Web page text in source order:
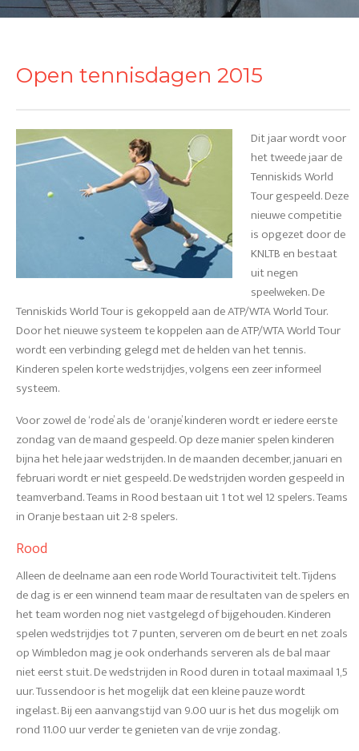
Open tennisdagen 2015
Dit jaar wordt voor
het tweede jaar de
Tenniskids World
Tour gespeeld. Deze
nieuwe competitie
is opgezet door de
KNLTB en bestaat
uit negen
speelweken. De
Tenniskids World Tour is gekoppeld aan de ATP/WTA World Tour.
Door het nieuwe systeem te koppelen aan de ATP/WTA World Tour
wordt een verbinding gelegd met de helden van het tennis.
Kinderen spelen korte wedstrijdjes, volgens een zeer informeel
systeem.
Voor zowel de ‘rode’ als de ‘oranje’ kinderen wordt er iedere eerste
zondag van de maand gespeeld. Op deze manier spelen kinderen
bijna het hele jaar wedstrijden. In de maanden december, januari en
februari wordt er niet gespeeld. De wedstrijden worden gespeeld in
teamverband. Teams in Rood bestaan uit 1 tot wel 12 spelers. Teams
in Oranje bestaan uit 2-8 spelers.
Rood
Alleen de deelname aan een rode World Touractiviteit telt. Tijdens
de dag is er een winnend team maar de resultaten van de spelers en
het team worden nog niet vastgelegd of bijgehouden. Kinderen
spelen wedstrijdjes tot 7 punten, serveren om de beurt en net zoals
op Wimbledon mag je ook onderhands serveren als de bal maar
niet eerst stuit. De wedstrijden in Rood duren in totaal maximaal 1,5
uur. Tussendoor is het mogelijk dat een kleine pauze wordt
ingelast. Bij een aanvangstijd van 9.00 uur is het dus mogelijk om
rond 11.00 uur verder te genieten van de vrije zondag.